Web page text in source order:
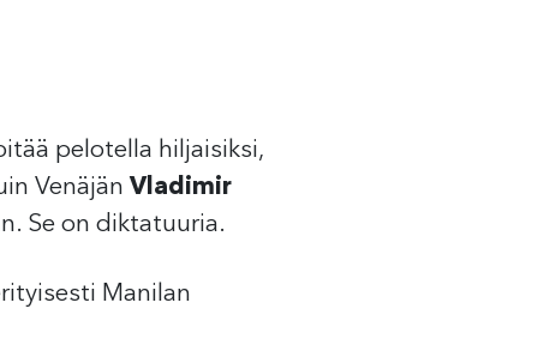
pelotella hiljaisiksi,
Venäjän Vladimir
Se on diktatuuria.
Manilan